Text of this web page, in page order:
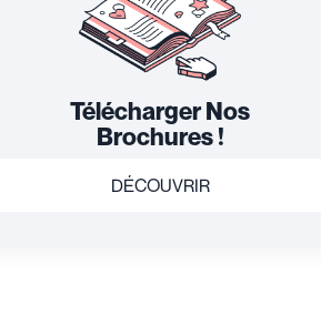
Télécharger Nos
Brochures !
DÉCOUVRIR